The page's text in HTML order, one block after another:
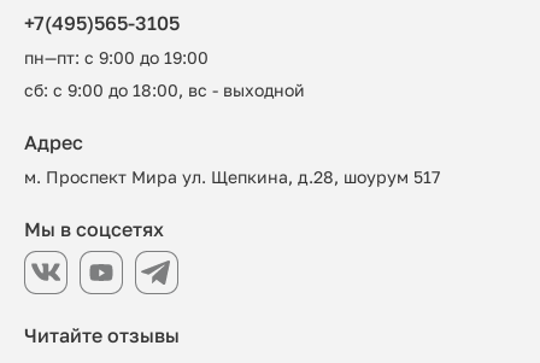
+7(495)565-3105
пн—пт: с 9:00 до 19:00
сб: с 9:00 до 18:00, вс - выходной
Читайте отзывы
Адрес
м. Проспект Мира ул. Щепкина, д.28, шоурум 517
Мы в соцсетях